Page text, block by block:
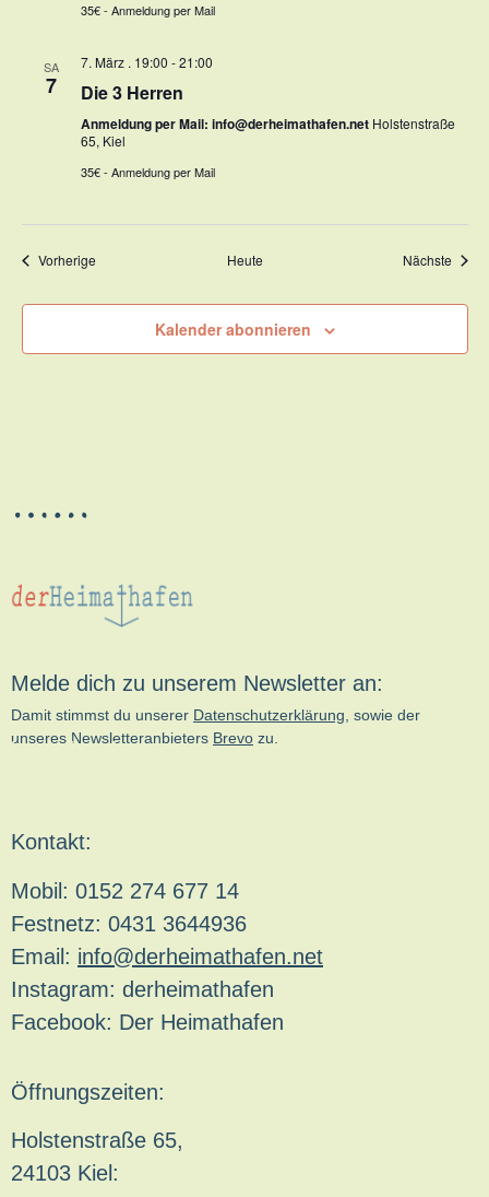
35€ - Anmeldung per Mail
SA
7
7. März . 19:00 -21:00
Die 3 Herren
Anmeldung per Mail: info@derheimathafen.net Holstenstraße
65, Kiel
35€ - Anmeldung per Mail
VorherigeVeranstaltungen Heute Nächste
Kalender abonnieren
Melde dich zu unserem Newsletter an:
Damit stimmst du unserer Datenschutzerklärung, sowie der
unseres Newsletteranbieters Brevo zu.
kn-online.de
Kontakt:
Mobil: 0152 274 677 14
Festnetz: 0431 3644936
Email: info@derheimathafen.net
Instagram: derheimathafen
Facebook: Der Heimathafen
Öffnungszeiten:
Holstenstraße 65,
24103 Kiel: